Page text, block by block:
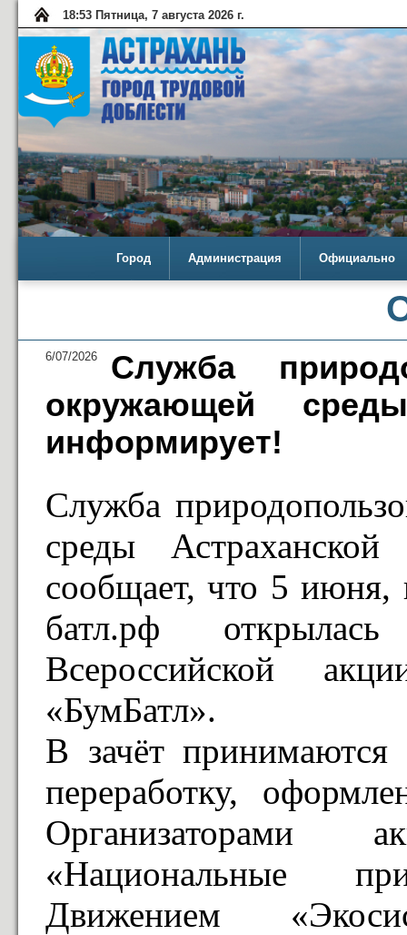
18:53 Пятница, 7 августа 2026 г.
Город Администрация Официально
6/07/2026
Служба
окружающей
информирует!
Служба
среды
сообщает, что 5 июня,
батл.рф открылась
Всероссийской
«БумБатл».
В зачёт
переработку,
«Национальные
Движением